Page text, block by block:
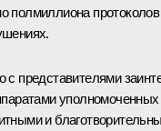
полмиллиона
с представителями
и